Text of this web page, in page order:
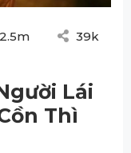
2.5m 39k
Lái
Thì